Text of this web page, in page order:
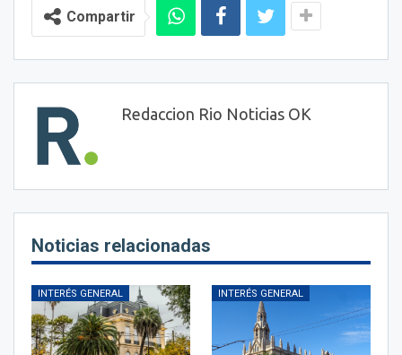
Compartir
Redaccion Rio Noticias OK
Noticias relacionadas
INTERÉS GENERAL INTERÉS GENERAL